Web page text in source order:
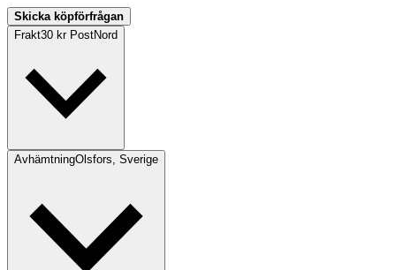
Skicka köpförfrågan
Frakt30 kr PostNord
AvhämtningOlsfors, Sverige